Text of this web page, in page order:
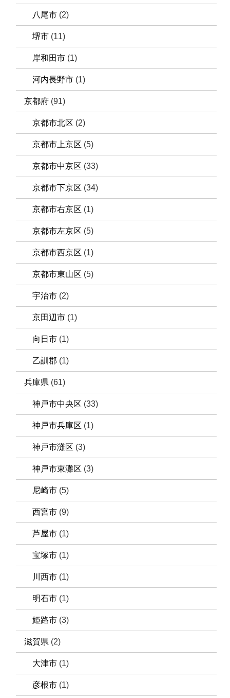
八尾市 (2)
堺市 (11)
岸和田市 (1)
河内長野市 (1)
京都府 (91)
京都市北区 (2)
京都市上京区 (5)
京都市中京区 (33)
京都市下京区 (34)
京都市右京区 (1)
京都市左京区 (5)
京都市西京区 (1)
京都市東山区 (5)
宇治市 (2)
京田辺市 (1)
向日市 (1)
乙訓郡 (1)
兵庫県 (61)
神戸市中央区 (33)
神戸市兵庫区 (1)
神戸市灘区 (3)
神戸市東灘区 (3)
尼崎市 (5)
西宮市 (9)
芦屋市 (1)
宝塚市 (1)
川西市 (1)
明石市 (1)
姫路市 (3)
滋賀県 (2)
大津市 (1)
彦根市 (1)